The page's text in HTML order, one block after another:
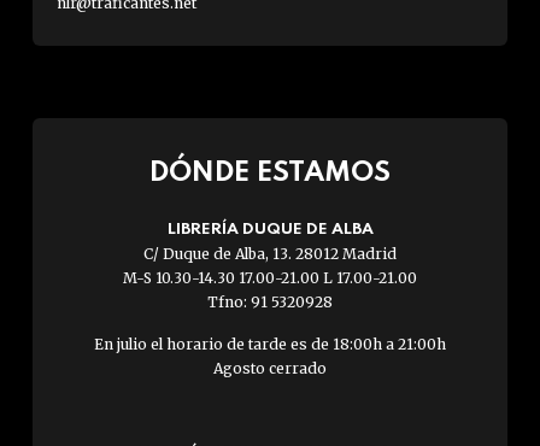
DÓNDE ESTAMOS
LIBRERÍA DUQUE DE ALBA
C/ Duque de Alba, 13. 28012 Madrid
M-S 10.30-14.30 17.00-21.00 L 17.00-21.00
Tfno: 91 5320928
En julio el horario de tarde es de 18:00h a 21:00h
Agosto cerrado